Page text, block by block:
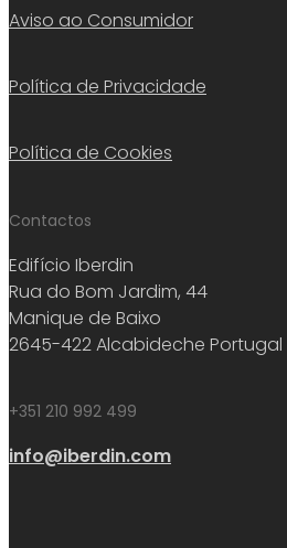
Aviso ao Consumidor
Política de Privacidade
Política de Cookies
Contactos
Edifício Iberdin
Rua do Bom Jardim, 44
Manique de Baixo
2645-422 Alcabideche Portugal
+351 210 992 499
info@iberdin.com